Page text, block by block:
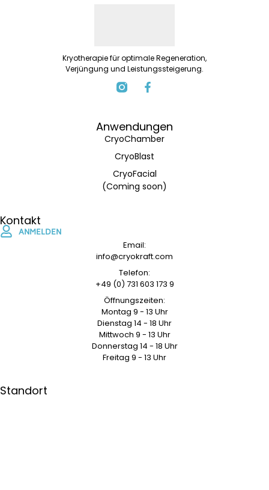
Kryotherapie für optimale Regeneration,
Verjüngung und Leistungssteigerung.
Anwendungen
CryoChamber
CryoBlast
CryoFacial
(Coming soon)
Kontakt
ANMELDEN
Email:
info@cryokraft.com
Telefon:
+49 (0) 731 603 173 9
Öffnungszeiten:
Montag 9 - 13 Uhr
Dienstag 14 - 18 Uhr
Mittwoch 9 - 13 Uhr
Donnerstag 14 - 18 Uhr
Freitag 9 - 13 Uhr
Standort